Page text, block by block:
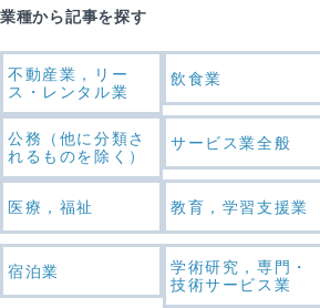
業種から記事を探す
不動産業，リー
ス・レンタル業
飲食業
公務（他に分類さ
れるものを除く）
サービス業全般
医療，福祉 教育，学習支援業
宿泊業
学術研究，専門・
技術サービス業